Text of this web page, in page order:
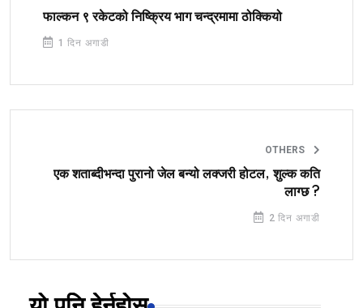
फाल्कन ९ रकेटको निष्क्रिय भाग चन्द्रमामा ठोक्कियो
1 दिन अगाडी
OTHERS
एक शताब्दीभन्दा पुरानो जेल बन्यो लक्जरी होटल, शुल्क कति
लाग्छ ?
2 दिन अगाडी